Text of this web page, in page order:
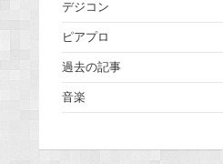
デジコン
ピアプロ
過去の記事
音楽